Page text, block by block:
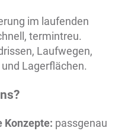
im laufenden
termintreu.
Laufwegen,
Lagerflächen.
Konzepte: passgenau